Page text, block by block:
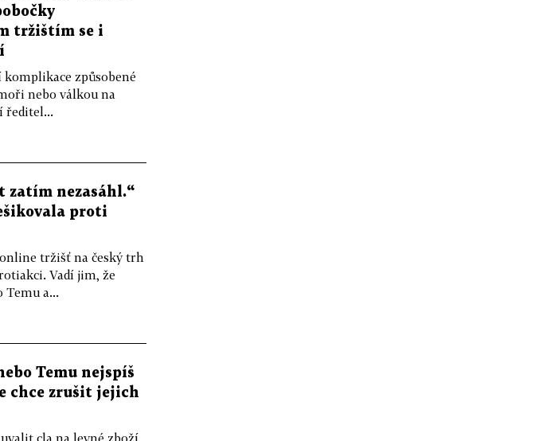
tržištím se i
způsobené
nebo válkou na
ředitel...
zatím nezasáhl.“
proti
tržišť na český trh
Vadí jim, že
Temu a...
Temu nejspíš
chce zrušit jejich
cla na levné zboží